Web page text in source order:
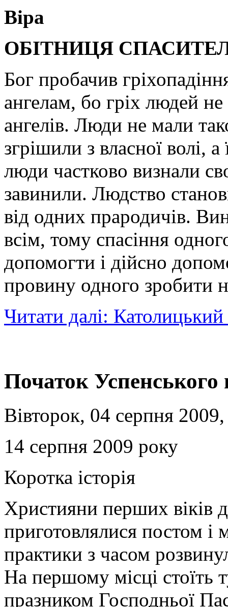
Віра
ОБІТНИЦЯ
Бог пробачив
ангелам, бо гріх людей
ангелів. Люди не мали
згрішили з власної волі,
люди частково визнали
завинили. Людство
від одних прародичів.
всім, тому спасіння
допомогти і дійсно
провину одного зробити
Читати далі:
Початок Успенського
Вівторок, 04 серпня
14 серпня 2009 року
Коротка історія
Християни перших віків
приготовлялися постом і
практики з часом
На першому місці стоїть
празником Господньої